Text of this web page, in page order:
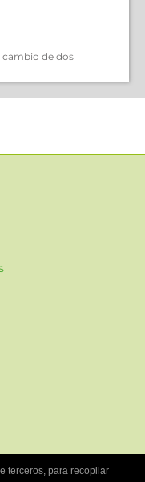
de dos
exclusiva para
terceros, para recopilar